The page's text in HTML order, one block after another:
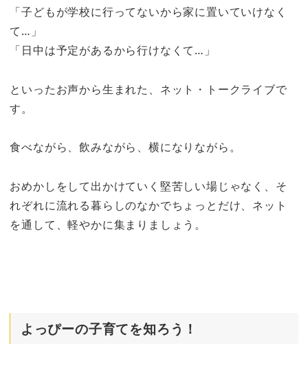
「子どもが学校に行ってないから家に置いていけなく
て…」
「日中は予定があるから行けなくて…」
といったお声から生まれた、ネット・トークライブで
す。
食べながら、飲みながら、横になりながら。
おめかしをして出かけていく堅苦しい場じゃなく、そ
れぞれに流れる暮らしのなかでちょっとだけ、ネット
を通して、軽やかに集まりましょう。
よっぴーの子育てを知ろう！